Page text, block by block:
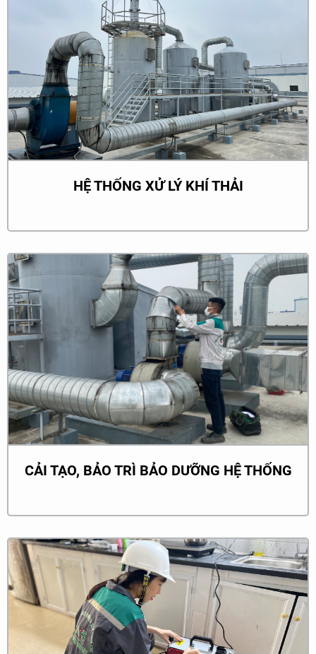
HỆ THỐNG XỬ LÝ KHÍ THẢI
CẢI TẠO, BẢO TRÌ BẢO DƯỠNG HỆ THỐNG